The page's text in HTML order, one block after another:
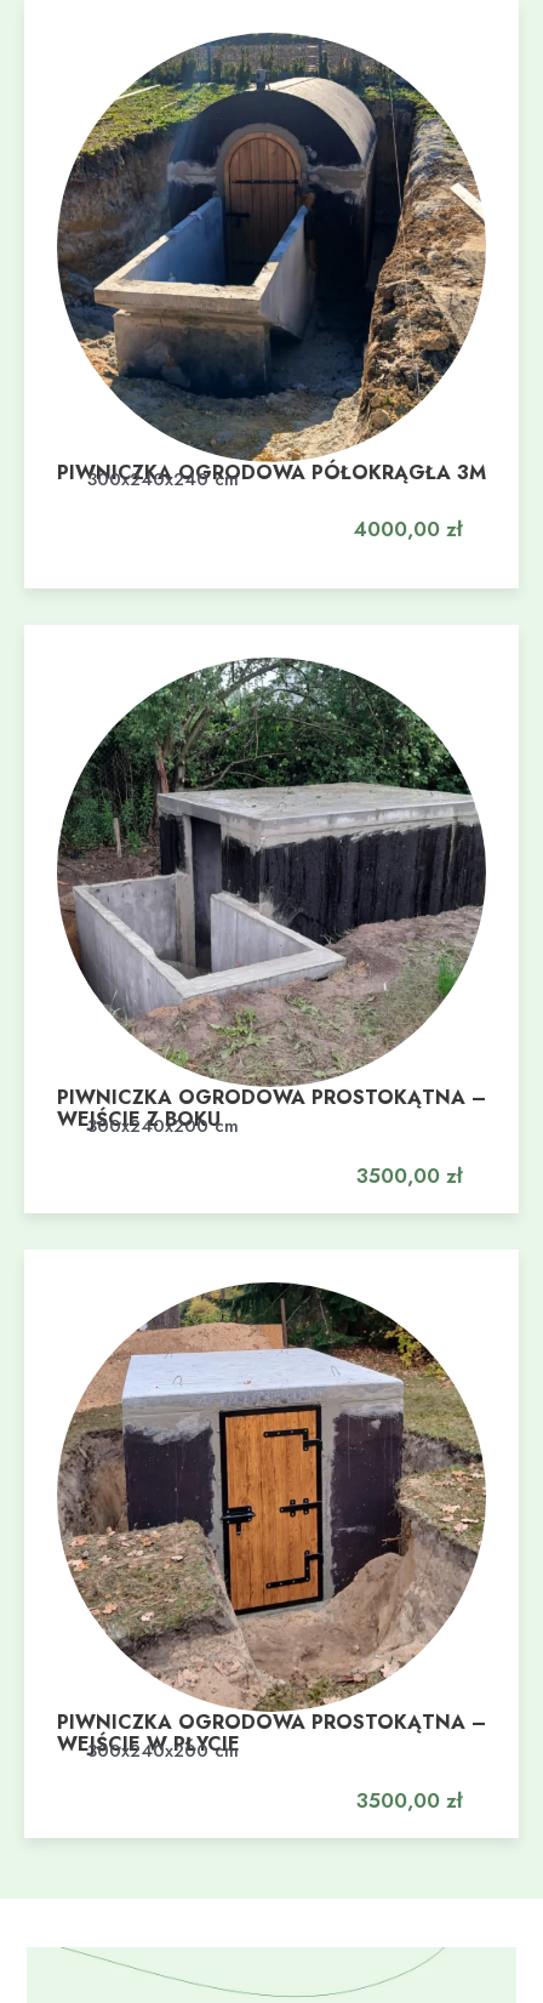
PIWNICZKA OGRODOWA PÓŁOKRĄGŁA 3M
300x240x240 cm
4000,00 zł
Dodaj do koszyka
PIWNICZKA OGRODOWA PROSTOKĄTNA –
WEJŚCIE Z BOKU
300x240x200 cm
3500,00 zł
Dodaj do koszyka
PIWNICZKA OGRODOWA PROSTOKĄTNA –
WEJŚCIE W PŁYCIE
300x240x200 cm
3500,00 zł
Dodaj do koszyka